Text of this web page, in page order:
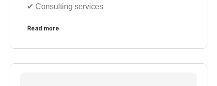
✔︎ Consulting services
Read more